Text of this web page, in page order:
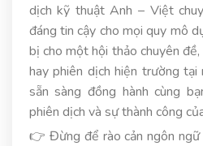
dịch kỹ thuật Anh – Việt
đáng tin cậy cho mọi quy mô
bị cho một hội thảo chuyên
hay phiên dịch hiện trường tại
sẵn sàng đồng hành cùng
phiên dịch và sự thành công
👉 Đừng để rào cản ngôn ngữ